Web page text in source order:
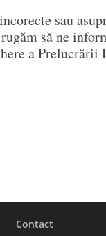
sau
să ne
a Prelucrării
Contact